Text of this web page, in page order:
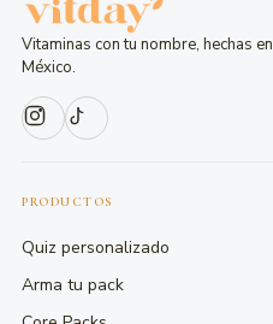
Vitaminas con tu nombre, hechas en
México.
PRODUCTOS
Quiz personalizado
Arma tu pack